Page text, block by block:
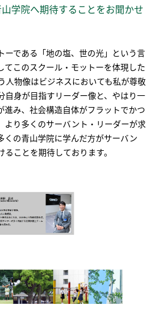
学院へ期待することをお聞かせ
ーである「地の塩、世の光」という言
てこのスクール・モットーを体現した
人物像はビジネスにおいても私が尊敬
自身が目指すリーダー像と、やはり一
進み、社会構造自体がフラットでかつ
より多くのサーバント・リーダーが求
くの青山学院に学んだ方がサーバン
ことを期待しております。